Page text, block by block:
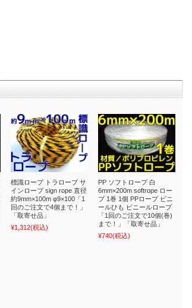
標識ロープ トラロープ サ
インロープ sign rope 直径
約9mm×100m φ9×100「1
回のご注文で4個まで！」
「取寄せ品」
¥1,312(税込)
PP ソフトロープ 白
6mm×200m softrope ロー
プ 1巻 1個 PPロープ ビニ
ールひも ビニールロープ
「1回のご注文で10個(巻)
まで！」「取寄せ品」
¥740(税込)